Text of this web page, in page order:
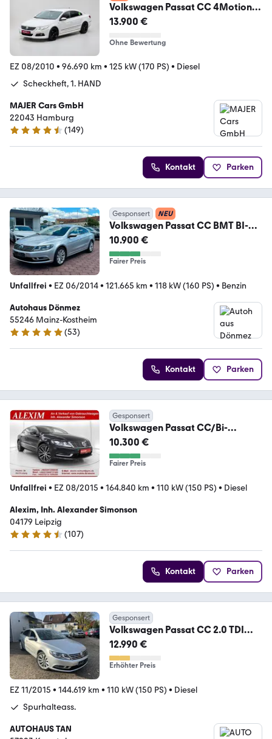
Volkswagen Passat CC 4Motion
R-
O
13.900 €
Ohne Bewertung
EZ 08/2010 • 96.690 km • 125 kW (170 PS) • Diesel
Scheckheft, 1. HAND
MAJER Cars GmbH
22043 Hamburg
4.7 Sterne
(149)
Kontakt Parken
Gesponsert NEU
Volkswagen Passat CC BMT BI-
XENON PTS NAVI 5-Sitzer
10.900 €
Fairer Preis
Unfallfrei • EZ 06/2014• 121.665 km • 118 kW (160 PS) • Benzin
Autohaus Dönmez
55246 Mainz-Kostheim
4.8 Sterne
(53)
Kontakt Parken
Gesponsert
Volkswagen Passat CC/Bi-
Xenon/Kamera/Navi/USB/8xBerei
fung
10.300 €
Fairer Preis
Unfallfrei • EZ 08/2015 • 164.840 km • 110 kW (150 PS) • Diesel
Alexim, Inh. Alexander Simonson
04179 Leipzig
4.7 Sterne
(107)
Kontakt Parken
Gesponsert
Volkswagen Passat CC 2.0 TDI
*KEYLESS*LED*KAMERA*NAVI*
12.990 €
Erhöhter Preis
EZ 11/2015 • 144.619 km • 110 kW (150 PS) • Diesel
Spurhalteass.
AUTOHAUS TAN